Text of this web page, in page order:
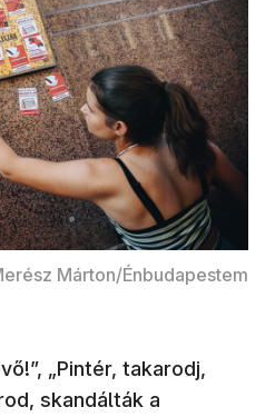
Márton/Énbudapestem
„Pintér, takarodj,
skandálták a